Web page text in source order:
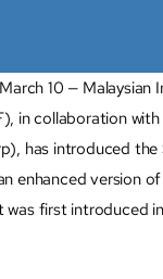
10 — Malaysian
in collaboration
has introduced the
enhanced version
was first introduced